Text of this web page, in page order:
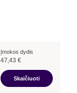
Įmokos dydis
47,43 €
Skaičiuoti